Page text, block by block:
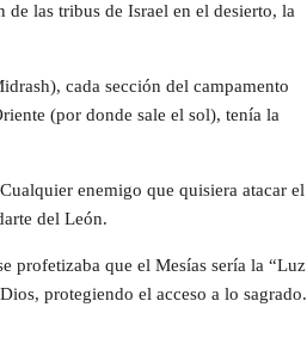
las tribus de Israel en el desierto, la
cada sección del campamento
(por donde sale el sol), tenía la
enemigo que quisiera atacar el
del León.
profetizaba que el Mesías sería la “Luz
protegiendo el acceso a lo sagrado.